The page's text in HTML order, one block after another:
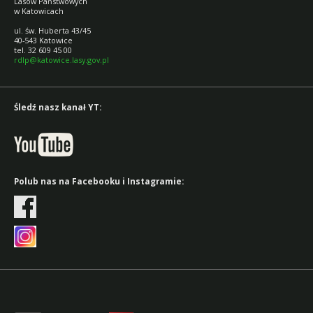
w Katowicach
ul. św. Huberta 43/45
40-543 Katowice
tel. 32 609 45 00
rdlp@katowice.lasy.gov.pl
Śledź nasz kanał YT:
Polub nas na Facebooku i Instagramie: